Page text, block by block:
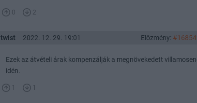
0 2
twist 2022. 12. 29. 19:01 Előzmény:
Ezek az átvételi árak kompenzálják a megnövekedett
idén.
1 1